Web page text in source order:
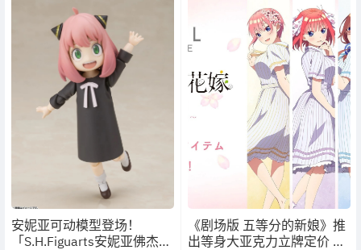
安妮亚可动模型登场！
「S.H.Figuarts安妮亚佛杰」
《剧场版 五等分的新娘》推
出等身大亚克力立牌定价 18